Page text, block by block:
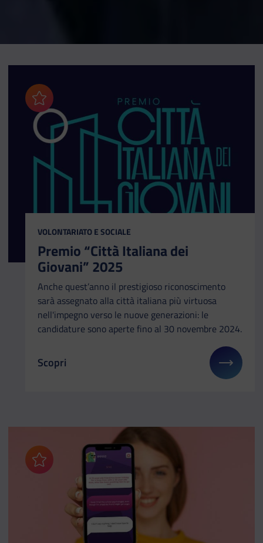
Aggiungi ai preferiti
CATEGORIA:
VOLONTARIATO E SOCIALE
Premio “Città Italiana dei
Giovani” 2025
Anche quest’anno il prestigioso riconoscimento
sarà assegnato alla città italiana più virtuosa
nell'impegno verso le nuove generazioni: le
candidature sono aperte fino al 30 novembre 2024.
Il link ti porterà ad avere maggiori dettagli su:
Scopri
Aggiungi ai preferiti